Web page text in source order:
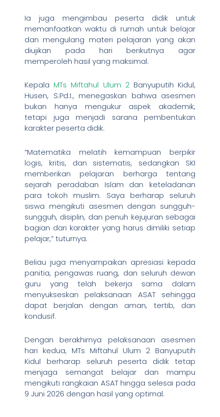
Ia juga mengimbau peserta didik untuk
memanfaatkan waktu di rumah untuk belajar
dan mengulang materi pelajaran yang akan
diujikan pada hari berikutnya agar
memperoleh hasil yang maksimal.
KepalaMTs Miftahul Ulum 2Banyuputih Kidul,
Husen, S.Pd.I., menegaskan bahwa asesmen
bukan hanya mengukur aspek akademik,
tetapi juga menjadi sarana pembentukan
karakter peserta didik.
“Matematika melatih kemampuan berpikir
logis, kritis, dan sistematis, sedangkan SKI
memberikan pelajaran berharga tentang
sejarah peradaban Islam dan keteladanan
para tokoh muslim. Saya berharap seluruh
siswa mengikuti asesmen dengan sungguh-
sungguh, disiplin, dan penuh kejujuran sebagai
bagian dari karakter yang harus dimiliki setiap
pelajar,” tuturnya.
Beliau juga menyampaikan apresiasi kepada
panitia, pengawas ruang, dan seluruh dewan
guru yang telah bekerja sama dalam
menyukseskan pelaksanaan ASAT sehingga
dapat berjalan dengan aman, tertib, dan
kondusif.
Dengan berakhirnya pelaksanaan asesmen
hari kedua, MTs Miftahul Ulum 2 Banyuputih
Kidul berharap seluruh peserta didik tetap
menjaga semangat belajar dan mampu
mengikuti rangkaian ASAT hingga selesai pada
9 Juni 2026 dengan hasil yang optimal.